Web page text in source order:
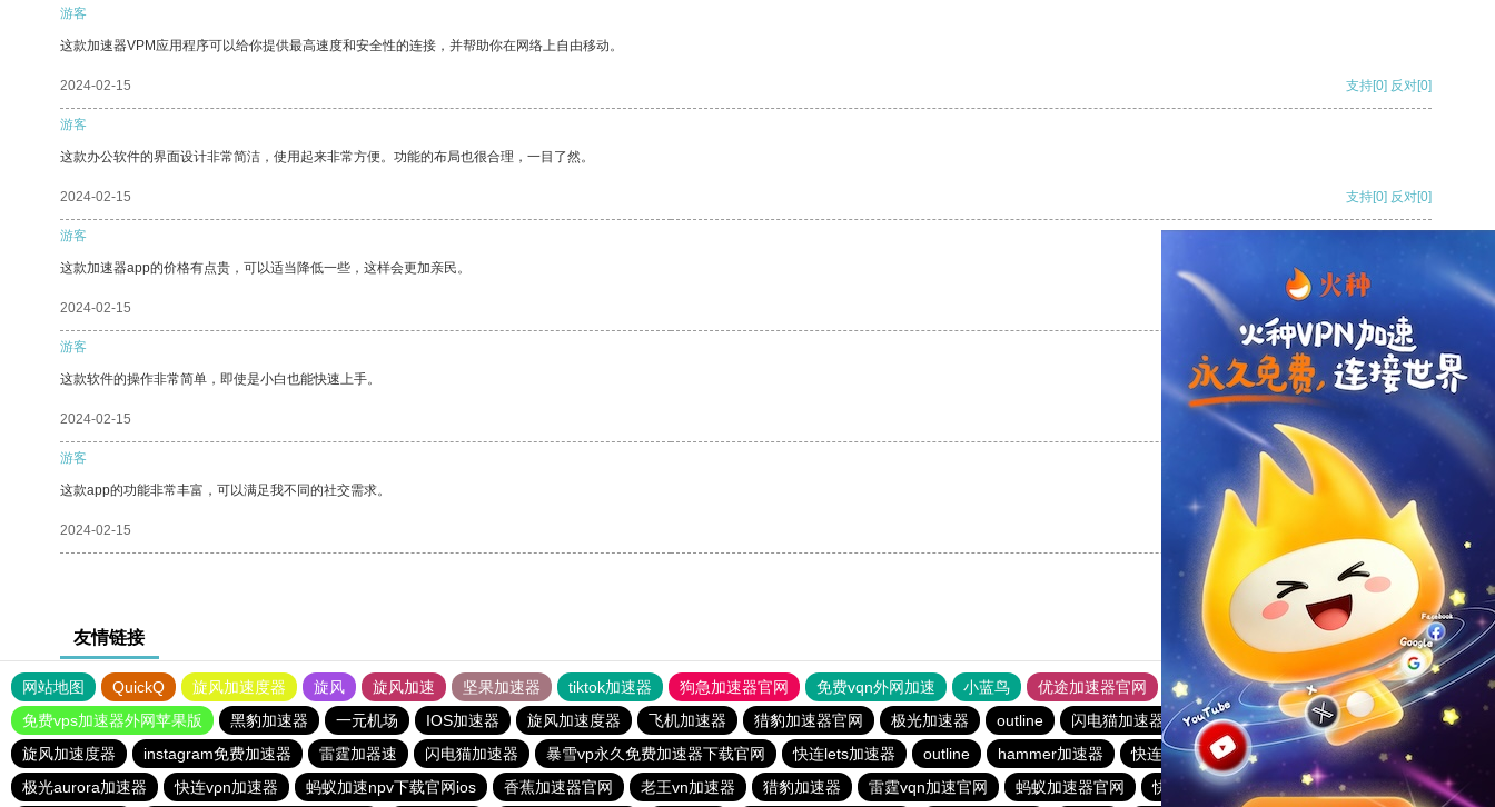
游客
这款加速器VPM应用程序可以给你提供最高速度和安全性的连接，并帮助你在网络上自由移动。
2024-02-15 支持[0] 反对[0]
游客
这款办公软件的界面设计非常简洁，使用起来非常方便。功能的布局也很合理，一目了然。
2024-02-15 支持[0] 反对[0]
游客
这款加速器app的价格有点贵，可以适当降低一些，这样会更加亲民。
2024-02-15
游客
这款软件的操作非常简单，即使是小白也能快速上手。
2024-02-15 反对
游客
这款app的功能非常丰富，可以满足我不同的社交需求。
2024-02-15 反对[0]
友情链接
网站地图 QuickQ 旋风加速度器 旋风 旋风加速 坚果加速器 tiktok加速器 狗急加速器官网 免费vqn外网加速 小蓝鸟 优途加速器官网 风驰加速器 旋风加速器
八戒看书
免费vps加速器外网苹果版
黑豹加速器 一元机场 IOS加速器 旋风加速度器 飞机加速器 猎豹加速器官网 极光加速器 outline 闪电猫加速器 暴雪加速器vp
酷通加速器
旋风加速度器
instagram免费加速器 雷霆加器速 闪电猫加速器 暴雪vp永久免费加速器下载官网 快连lets加速器 outline hammer加速器 快连加速器app 黑洞加速噐
vqn加速外网
极光aurora加速器
快连vρn加速器 蚂蚁加速npv下载官网ios 香蕉加速器官网 老王vn加速器 猎豹加速器 雷霆vqn加速官网 蚂蚁加速器官网 快连vp加速器 雷霆加速免费永久